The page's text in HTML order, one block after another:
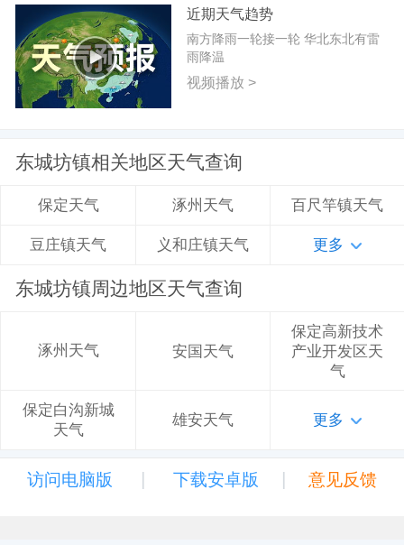
近期天气趋势
南方降雨一轮接一轮 华北东北有雷
雨降温
视频播放 >
东城坊镇相关地区天气查询
保定天气 涿州天气 百尺竿镇天气
豆庄镇天气 义和庄镇天气 更多
东城坊镇周边地区天气查询
涿州天气 安国天气
保定高新技术
产业开发区天
气
保定白沟新城
天气
雄安天气 更多
访问电脑版 | 下载安卓版 | 意见反馈